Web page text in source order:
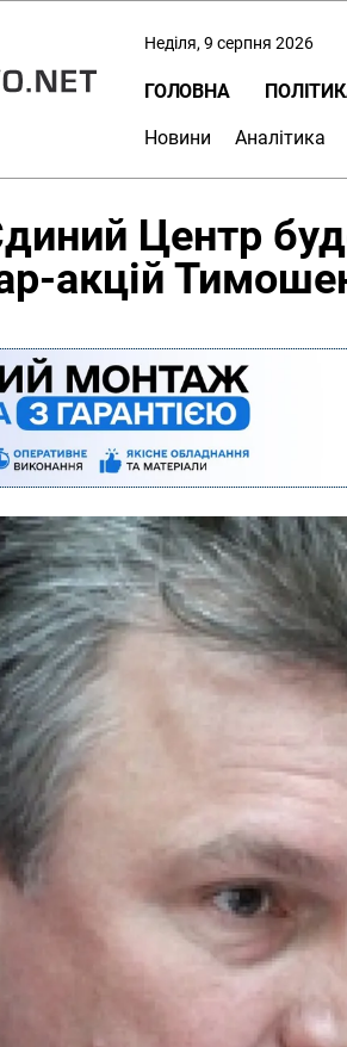
Неділя, 9 серпня 2026
ГОЛОВНА
Новини Аналітика
Центр
акцій